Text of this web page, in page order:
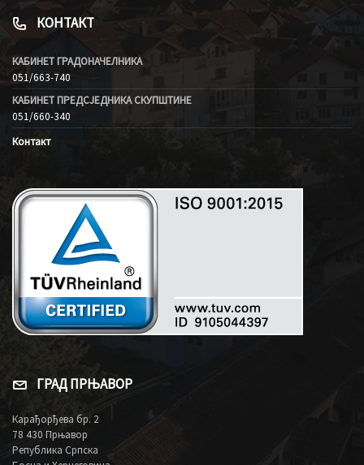
КОНТАКТ
КАБИНЕТ ГРАДОНАЧЕЛНИКА
051/663-740
КАБИНЕТ ПРЕДСЈЕДНИКА СКУПШТИНЕ
051/660-340
Контакт
ГРАД ПРЊАВОР
Карађорђева бр. 2
78 430 Прњавор
Република Српска